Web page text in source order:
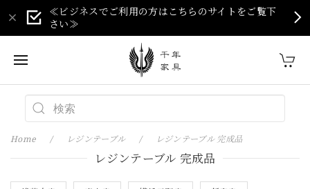
≪ビジネスでご利用の方はこちらのサイトをご覧下
さい≫
Home レジンテーブル レジンテーブル 完成品
レジンテーブル 完成品